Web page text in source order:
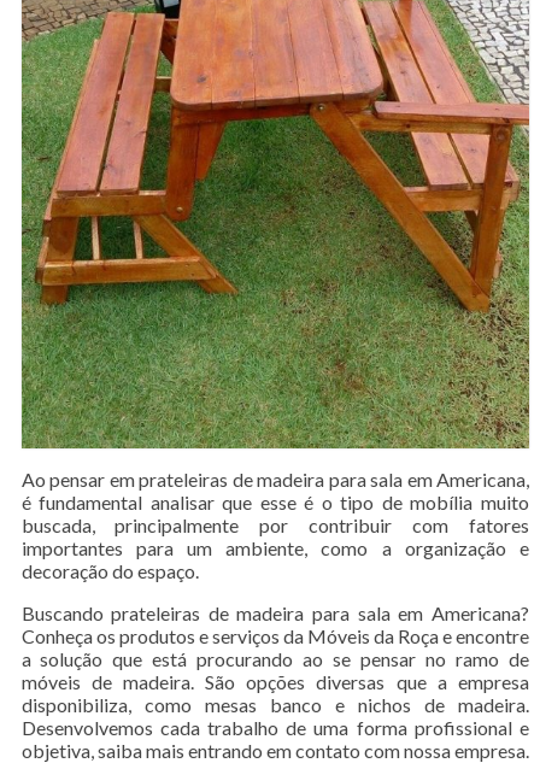
Ao pensar em prateleiras de madeira para sala em Americana,
é fundamental analisar que esse é o tipo de mobília muito
buscada, principalmente por contribuir com fatores
importantes para um ambiente, como a organização e
decoração do espaço.
Buscando prateleiras de madeira para sala em Americana?
Conheça os produtos e serviços da Móveis da Roça e encontre
a solução que está procurando ao se pensar no ramo de
móveis de madeira. São opções diversas que a empresa
disponibiliza, como mesas banco e nichos de madeira.
Desenvolvemos cada trabalho de uma forma profissional e
objetiva, saiba mais entrando em contato com nossa empresa.